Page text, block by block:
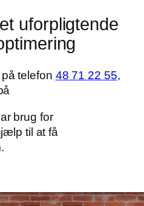
uforpligtende
telefon 48 71 22 55,
brug for
til at få